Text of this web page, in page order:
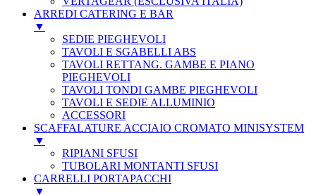
ARREDI CATERING E BAR
▼
SEDIE PIEGHEVOLI
TAVOLI E SGABELLI ABS
TAVOLI RETTANG. GAMBE E PIANO
PIEGHEVOLI
TAVOLI TONDI GAMBE PIEGHEVOLI
TAVOLI E SEDIE ALLUMINIO
ACCESSORI
SCAFFALATURE ACCIAIO CROMATO MINISYSTEM
▼
RIPIANI SFUSI
TUBOLARI MONTANTI SFUSI
CARRELLI PORTAPACCHI
▼